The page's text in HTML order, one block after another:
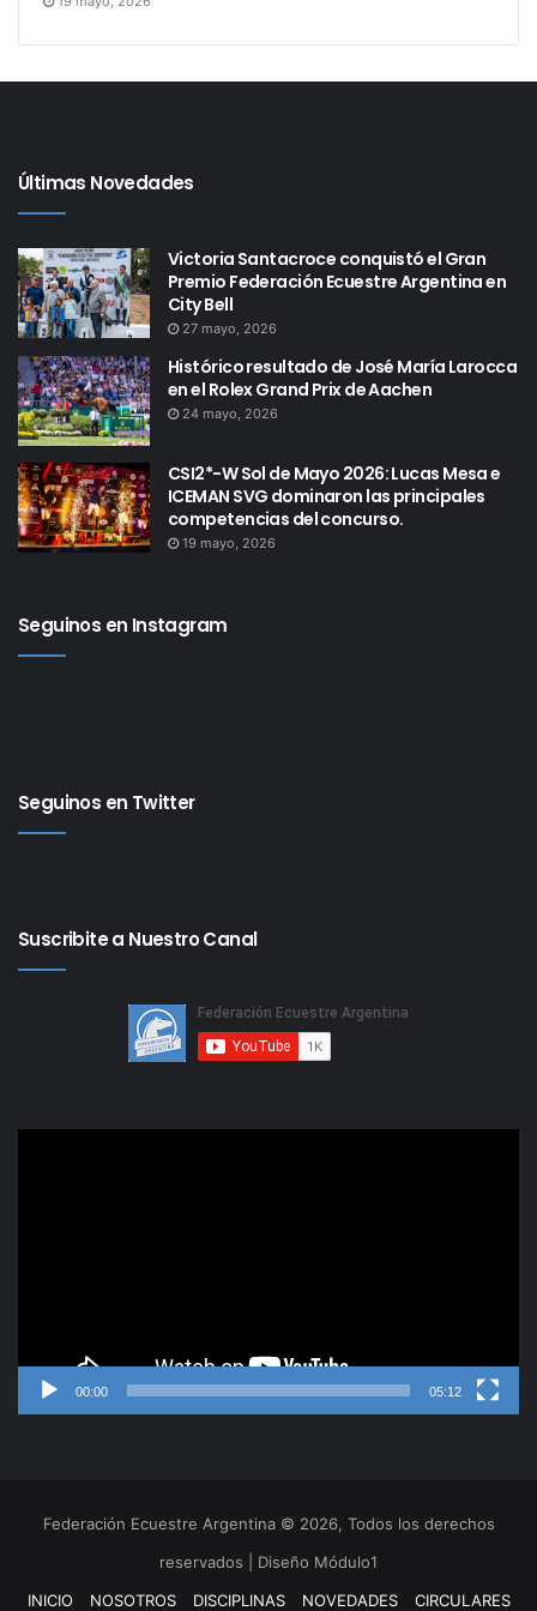
Últimas Novedades
Victoria Santacroce conquistó el Gran
Premio Federación Ecuestre Argentina en
City Bell
27 mayo, 2026
Histórico resultado de José María Larocca
en el Rolex Grand Prix de Aachen
24 mayo, 2026
CSI2*-W Sol de Mayo 2026: Lucas Mesa e
ICEMAN SVG dominaron las principales
competencias del concurso.
19 mayo, 2026
Seguinos en Instagram
Seguinos en Twitter
Suscribite a Nuestro Canal
00:00 05:12
Federación Ecuestre Argentina © 2026, Todos los derechos
reservados | Diseño Módulo1
INICIO
NOSOTROS DISCIPLINAS NOVEDADES CIRCULARES